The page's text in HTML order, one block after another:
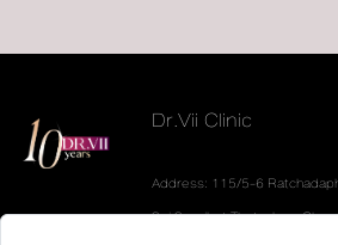
Dr.Vii Clinic
Address: 115/5-6
Soi Sannibat Thetsaban.